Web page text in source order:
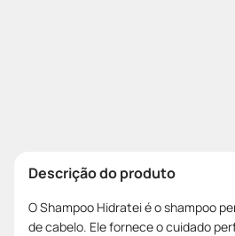
Descrição do produto
O Shampoo Hidratei é o shampoo
de cabelo. Ele fornece o cuidado